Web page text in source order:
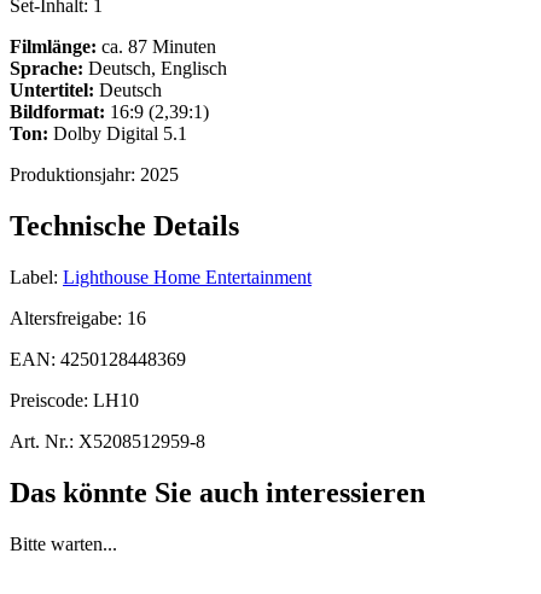
Set-Inhalt: 1
Filmlänge: ca. 87 Minuten
Sprache: Deutsch, Englisch
Untertitel: Deutsch
Bildformat: 16:9 (2,39:1)
Ton: Dolby Digital 5.1
Produktionsjahr: 2025
Technische Details
Label: Lighthouse Home Entertainment
Altersfreigabe: 16
EAN: 4250128448369
Preiscode: LH10
Art. Nr.: X5208512959-8
Das könnte Sie auch interessieren
Bitte warten...